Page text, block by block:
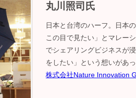
丸川照司氏
日本と台湾のハーフ。日本
この目で見たい」とマレー
でシェアリングビジネスが
をしたい」という想いがあ
株式会社Nature Innovation